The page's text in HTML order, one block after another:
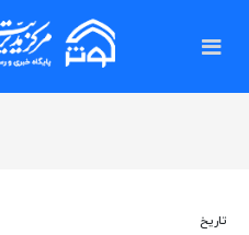
تاریخ